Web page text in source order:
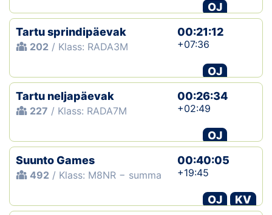
OJ
Tartu sprindipäevak
202 / Klass: RADA3M
00:21:12
+07:36
OJ
Tartu neljapäevak
227 / Klass: RADA7M
00:26:34
+02:49
OJ
Suunto Games
492 / Klass: M8NR − summa
00:40:05
+19:45
OJ KV